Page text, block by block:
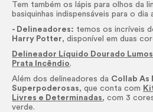
Tem também os lápis para olhos da
basiquinhas indispensáveis para o dia
- Delineadores: temos os incríveis
Harry Potter, disponível em duas
Delineador Líquido Dourado Lumos
Prata Incêndio.
Além dos delineadores da Collab As
Superpoderosas, que conta com
Livres e Determinadas, com 3
verde.